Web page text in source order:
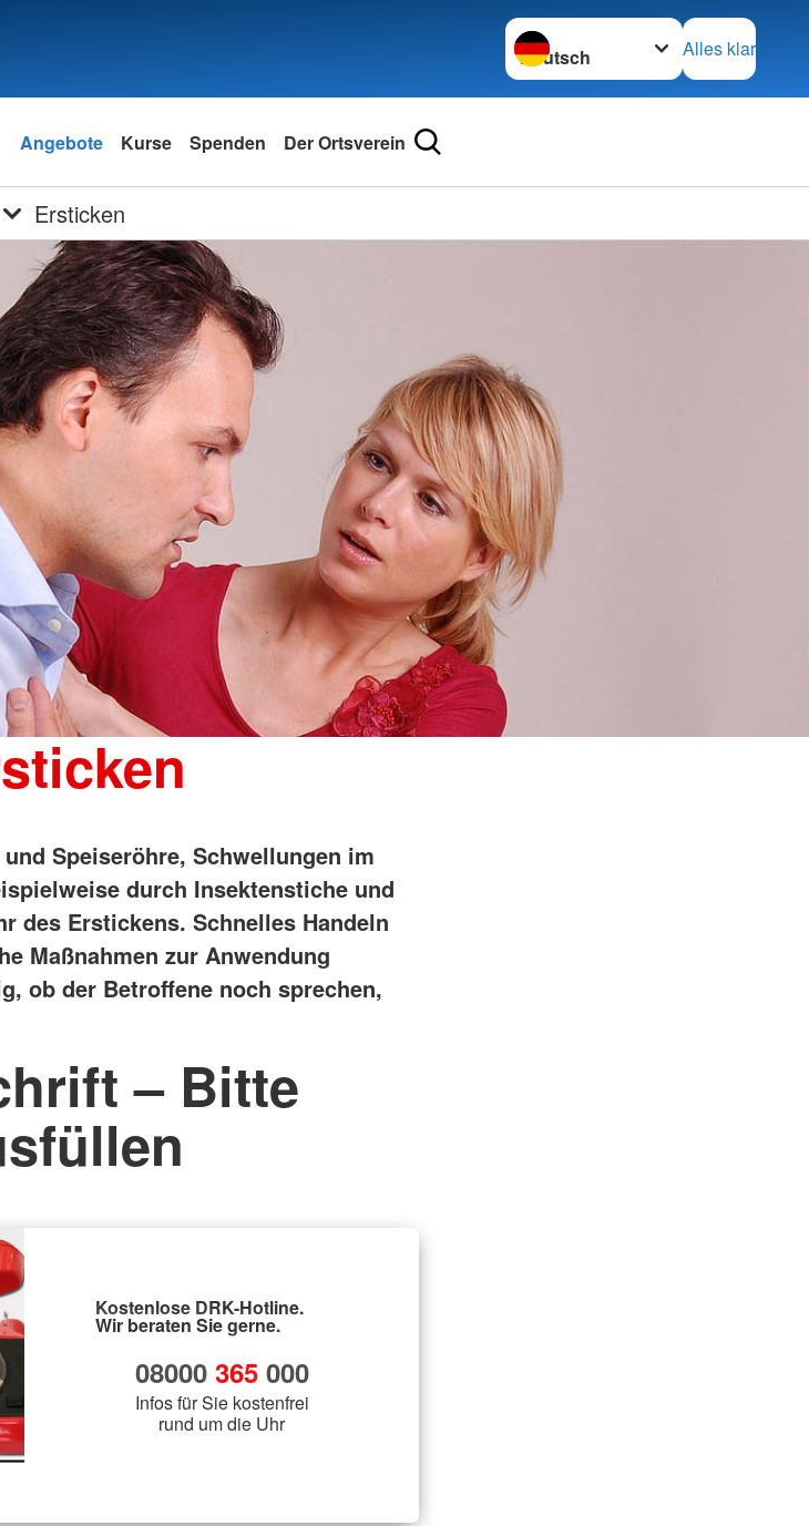
Sprache wechseln zu
Alles klar
Angebote Kurse Spenden Der Ortsverein
Ersticken
Speiseröhre, Schwellungen im
durch Insektenstiche und
des Erstickens. Schnelles Handeln
Maßnahmen zur Anwendung
ob der Betroffene noch sprechen,
– Bitte
Kostenlose DRK-Hotline.
Wir beraten Sie gerne.
08000 365000
Infos für Sie kostenfrei
rund um die Uhr